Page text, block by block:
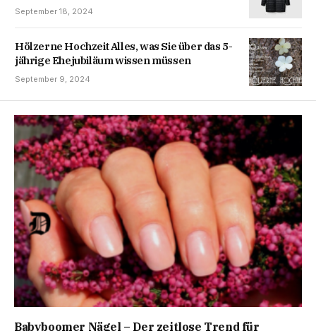
September 18, 2024
Hölzerne Hochzeit Alles, was Sie über das 5-
jährige Ehejubiläum wissen müssen
September 9, 2024
Babyboomer Nägel – Der zeitlose Trend für